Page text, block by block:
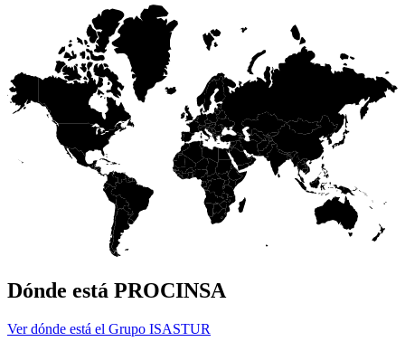
Dónde está PROCINSA
Ver dónde está el Grupo ISASTUR